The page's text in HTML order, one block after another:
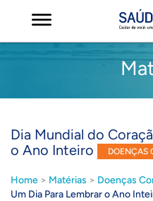
Dia Mundial do
o Ano Inteiro
DOENÇAS
Home > Matérias > Doenças
Um Dia Para Lembrar o Ano